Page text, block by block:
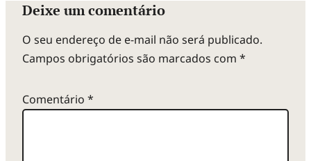
Deixe um comentário
O seu endereço de e-mail não será publicado.
Campos obrigatórios são marcados com *
Comentário *